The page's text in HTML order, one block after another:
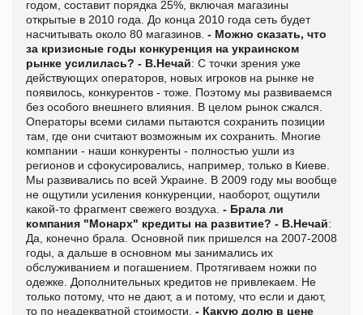
годом, составит порядка 25%, включая магазины
открытые в 2010 года. До конца 2010 года сеть будет
насчитывать около 80 магазинов. - Можно сказать, что
за кризисные годы конкуренция на украинском
рынке усилилась? - В.Нечай: С точки зрения уже
действующих операторов, новых игроков на рынке не
появилось, конкурентов - тоже. Поэтому мы развиваемся
без особого внешнего влияния. В целом рынок сжался.
Операторы всеми силами пытаются сохранить позиции
там, где они считают возможным их сохранить. Многие
компании - наши конкуренты - полностью ушли из
регионов и сфокусировались, например, только в Киеве.
Мы развивались по всей Украине. В 2009 году мы вообще
не ощутили усиления конкуренции, наоборот, ощутили
какой-то фрагмент свежего воздуха. - Брала ли
компания "Монарх" кредиты на развитие? - В.Нечай:
Да, конечно брала. Основной пик пришелся на 2007-2008
годы, а дальше в основном мы занимались их
обслуживанием и погашением. Протягиваем ножки по
одежке. Дополнительных кредитов не привлекаем. Не
только потому, что не дают, а и потому, что если и дают,
то по неадекватной стоимости. - Какую долю в цене